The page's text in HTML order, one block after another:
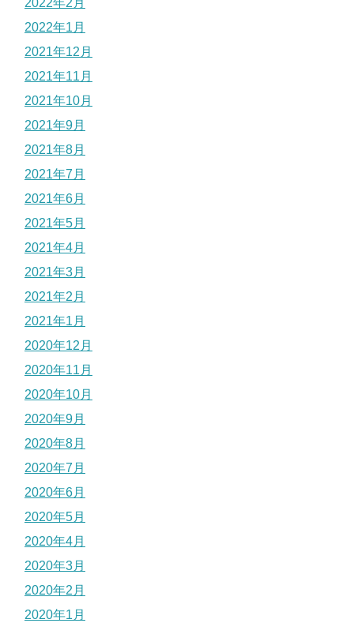
2022年2月
2022年1月
2021年12月
2021年11月
2021年10月
2021年9月
2021年8月
2021年7月
2021年6月
2021年5月
2021年4月
2021年3月
2021年2月
2021年1月
2020年12月
2020年11月
2020年10月
2020年9月
2020年8月
2020年7月
2020年6月
2020年5月
2020年4月
2020年3月
2020年2月
2020年1月